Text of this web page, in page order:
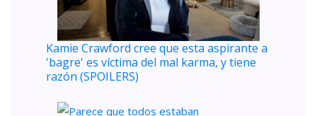
Kamie Crawford cree que esta aspirante a
'bagre' es víctima del mal karma, y ​​tiene
razón (SPOILERS)